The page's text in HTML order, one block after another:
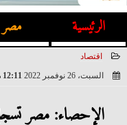
الرئيسية مصر
اقتصاد
السبت، 26 نوفمبر 2022
12:11 مـ